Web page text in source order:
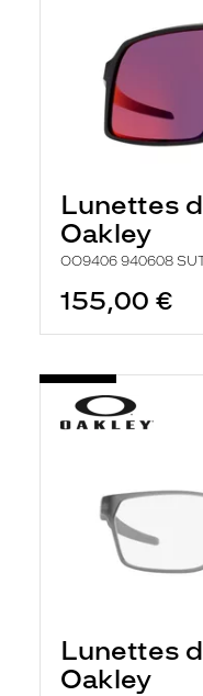
Lunettes
Oakley
OO9406 940608
155,00 €
Lunettes
Oakley